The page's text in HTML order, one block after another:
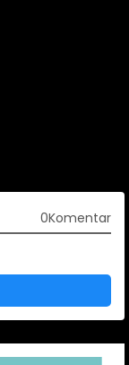
0Komentar